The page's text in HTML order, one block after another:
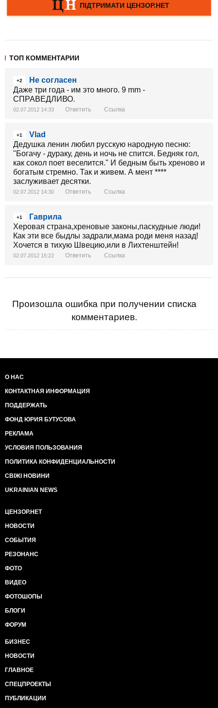
ТОП КОММЕНТАРИИ
+2
Не согласен
Даже три года - им это много. 9 mm -
СПРАВЕДЛИВО.
02.07.2012 14:33 Ответить Ссылка
+1
Vlad
Дедушка ленин любил русскую народную песню:
"Богачу - дураку, день и ночь не спится. Бедняк гол,
как сокол поет веселится." И бедным быть хреново и
богатым стремно. Так и живем. А мент ****
заслуживает десятки.
02.07.2012 14:30 Ответить Ссылка
+1
Гаврила
Херовая страна,хреновые законы,паскудные люди!
Как эти все быдлы задрали,мама роди меня назад!
Хочется в тихую Швецию,или в Лихтенштейн!
02.07.2012 15:22 Ответить Ссылка
Произошла ошибка при получении списка
комментариев.
О НАС
КОНТАКТНАЯ ИНФОРМАЦИЯ
ПОДДЕРЖАТЬ
ФОНД ЮРИЯ БУТУСОВА
РЕКЛАМА
УСЛОВИЯ ПОЛЬЗОВАНИЯ
ПОЛИТИКА КОНФИДЕНЦИАЛЬНОСТИ
СВІЖІ НОВИНИ
UKRAINIAN NEWS
ЦЕНЗОР.НЕТ
НОВОСТИ
СОБЫТИЯ
РЕЗОНАНС
ФОТО
ВИДЕО
ФОТОШОПЫ
БЛОГИ
ФОРУМ
БИЗНЕС
НОВОСТИ
ГЛАВНОЕ
СПЕЦПРОЕКТЫ
ПУБЛИКАЦИИ